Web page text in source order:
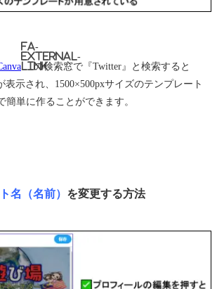
fa-
external-
link
の検索窓で『Twitter』と検索すると
表示され、1500×500pxサイズのテンプレート
単に作ることができます。
名（名前） を変更する方法